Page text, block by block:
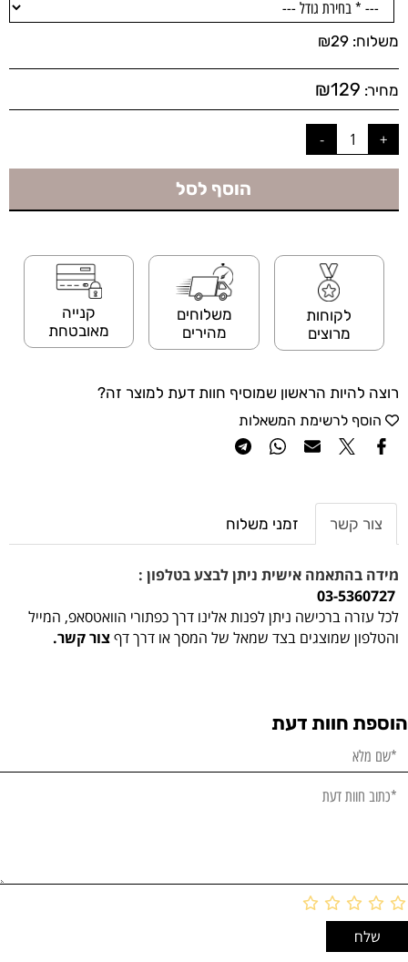
משלוח: ₪29
מחיר: ₪129
הוסף לסל
לקוחות
מרוצים
משלוחים
מהירים
קנייה
מאובטחת
רוצה להיות הראשון שמוסיף חוות דעת למוצר זה?
הוסף לרשימת המשאלות
צור קשר זמני משלוח
מידה בהתאמה אישית ניתן לבצע בטלפון :
03-5360727
לכל עזרה ברכישה ניתן לפנות אלינו דרך כפתורי הוואטסאפ, המייל
והטלפון שמוצגים בצד שמאל של המסך או דרך דףצור קשר.
הוספת חוות דעת